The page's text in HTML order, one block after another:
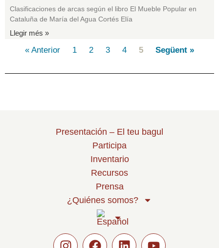
Clasificaciones de arcas según el libro El Mueble Popular en
Cataluña de María del Agua Cortés Elía
Llegir més »
« Anterior 1 2 3 4 5 Següent »
Presentación – El teu bagul
Participa
Inventario
Recursos
Prensa
¿Quiénes somos?